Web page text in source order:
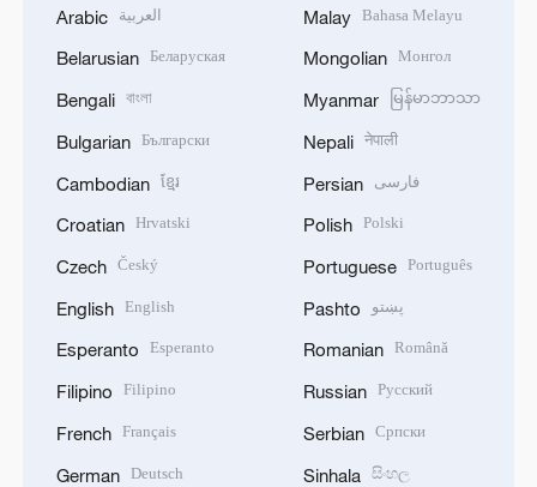
Arabic العربية
Belarusian Беларуская
Bengali বাংলা
Bulgarian Български
Cambodian ខ្មែរ
Croatian Hrvatski
Czech Český
English English
Esperanto Esperanto
Filipino Filipino
French Français
German Deutsch
Malay Bahasa Melayu
Mongolian Монгол
Myanmar မြန်မာဘာသာ
Nepali नेपाली
Persian فارسی
Polish Polski
Portuguese Português
Pashto پښتو
Romanian Română
Russian Русский
Serbian Српски
Sinhala සිංහල